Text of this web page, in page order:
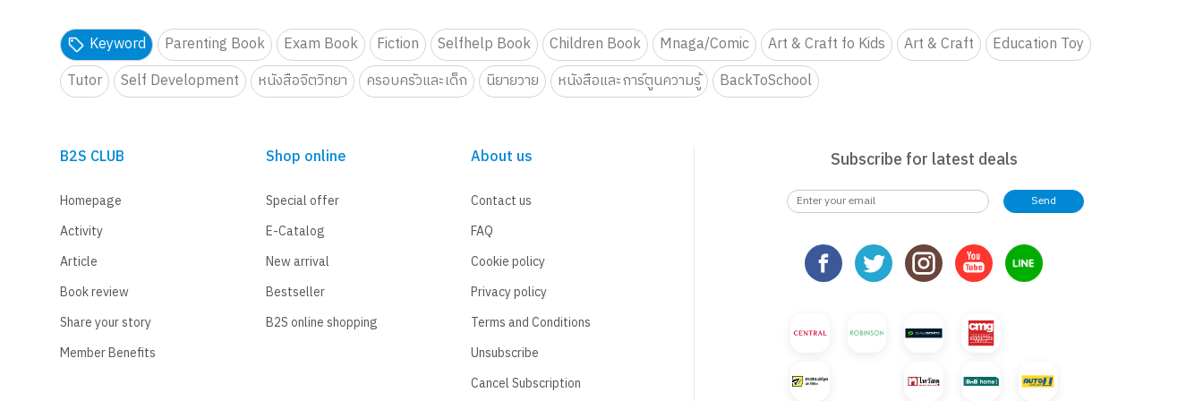
Keyword Parenting Book Exam Book Fiction Selfhelp Book Children Book Mnaga/Comic Art & Craft fo Kids Art & Craft
Education Toy
Tutor
Self Development หนังสือจิตวิทยา ครอบครัวและเด็ก นิยายวาย หนังสือและการ์ตูนความรู้ BackToSchool
B2S CLUB
Homepage
Activity
Article
Book review
Share your story
Member Benefits
Shop online
Special offer
E-Catalog
New arrival
Bestseller
B2S online shopping
About us
Contact us
FAQ
Cookie policy
Privacy policy
Terms and Conditions
Unsubscribe
Cancel Subscription
Subscribe for latest deals
Send